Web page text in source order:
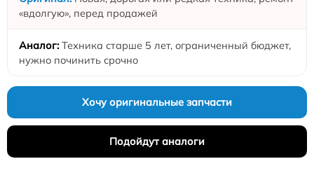
«вдолгую», перед продажей
Техника старше 5 лет, ограниченный бюджет,
нужно починить срочно
Хочу оригинальные запчасти
Подойдут аналоги